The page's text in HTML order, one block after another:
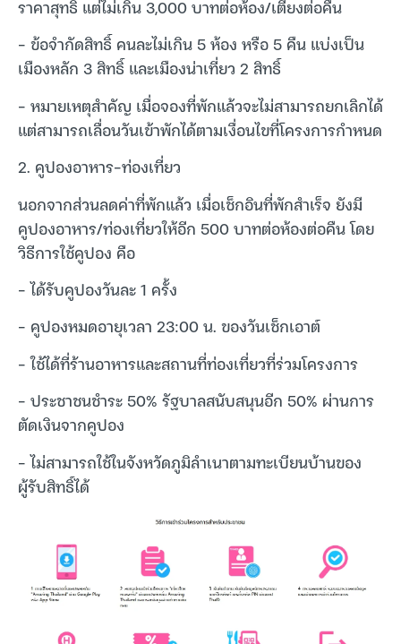
ราคาสุทธิ แต่ไม่เกิน 3,000 บาทต่อห้อง/เตียงต่อคืน
– ข้อจำกัดสิทธิ์ คนละไม่เกิน 5 ห้อง หรือ 5 คืน แบ่งเป็น
เมืองหลัก 3 สิทธิ์ และเมืองน่าเที่ยว 2 สิทธิ์
– หมายเหตุสำคัญ เมื่อจองที่พักแล้วจะไม่สามารถยกเลิกได้
แต่สามารถเลื่อนวันเข้าพักได้ตามเงื่อนไขที่โครงการกำหนด
2. คูปองอาหาร-ท่องเที่ยว
นอกจากส่วนลดค่าที่พักแล้ว เมื่อเช็กอินที่พักสำเร็จ ยังมี
คูปองอาหาร/ท่องเที่ยวให้อีก 500 บาทต่อห้องต่อคืน โดย
วิธีการใช้คูปอง คือ
– ได้รับคูปองวันละ 1 ครั้ง
– คูปองหมดอายุเวลา 23:00 น. ของวันเช็กเอาต์
– ใช้ได้ที่ร้านอาหารและสถานที่ท่องเที่ยวที่ร่วมโครงการ
– ประชาชนชำระ 50% รัฐบาลสนับสนุนอีก 50% ผ่านการ
ตัดเงินจากคูปอง
– ไม่สามารถใช้ในจังหวัดภูมิลำเนาตามทะเบียนบ้านของ
ผู้รับสิทธิ์ได้